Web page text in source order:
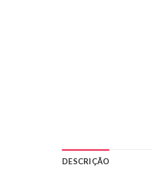
DESCRIÇÃO